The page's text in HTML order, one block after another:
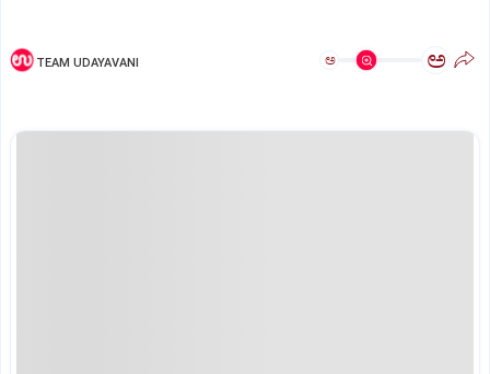
TEAM UDAYAVANI ಅ ಅ